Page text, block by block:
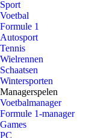
Sport
Voetbal
Formule 1
Autosport
Tennis
Wielrennen
Schaatsen
Wintersporten
Managerspelen
Voetbalmanager
Formule 1-manager
Games
PC